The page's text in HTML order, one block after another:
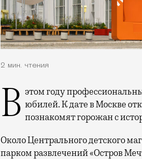
2 мин. чтения
В этом году профессиональный праздник День строителя отмечает 70-летний юбилей. К дате в Москве
познакомят горожан с
Около Центрального детского
парком развлечений «Остров